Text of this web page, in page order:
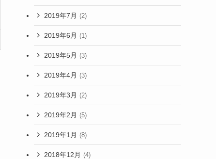
2019年7月 (2)
2019年6月 (1)
2019年5月 (3)
2019年4月 (3)
2019年3月 (2)
2019年2月 (5)
2019年1月 (8)
2018年12月 (4)